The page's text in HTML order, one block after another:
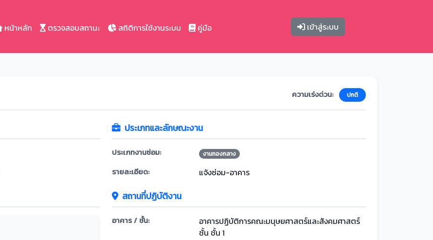
หน้าหลัก ตรวจสอบสถานะ สถิติการใช้งานระบบ คู่มือ เข้าสู่ระบบ
ความเร่งด่วน: ปกติ
ประเภทและลักษณะงาน
ประเภทงานซ่อม: งานกองกลาง
รายละเอียด: แจ้งซ่อม-อาคาร
สถานที่ปฏิบัติงาน
อาคาร / ชั้น:
อาคารปฏิบัติการคณะมนุษยศาสตร์และสังคมศาสตร์
ชั้น ชั้น 1